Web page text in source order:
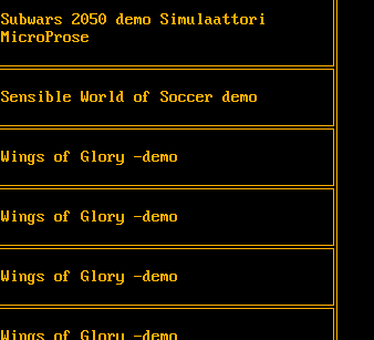
Subwars 2050 demo Simulaattori
MicroProse
Sensible World of Soccer demo
Wings of Glory -demo
Wings of Glory -demo
Wings of Glory -demo
Wings of Glory -demo